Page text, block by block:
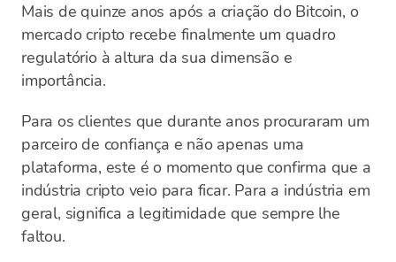
Mais de quinze anos após a criação do Bitcoin, o
mercado cripto recebe finalmente um quadro
regulatório à altura da sua dimensão e
importância.
Para os clientes que durante anos procuraram um
parceiro de confiança e não apenas uma
plataforma, este é o momento que confirma que a
indústria cripto veio para ficar. Para a indústria em
geral, significa a legitimidade que sempre lhe
faltou.